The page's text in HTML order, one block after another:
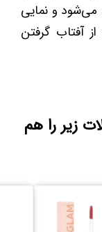
می‌شود و نمایی
آفتاب گرفتن
زیر را هم